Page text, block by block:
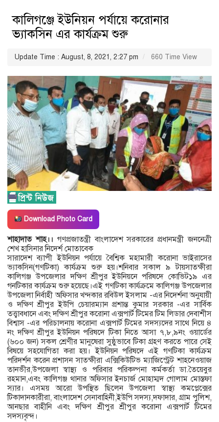
কালিগঞ্জে ইউনিয়ন পর্যায়ে করোনার
ভ্যাকসিন এর কার্যক্রম শুরু
Update Time : August, 8, 2021, 2:27 pm 660 Time View
Download Photo Card
শাহাদাত শাহ।। গণপ্রজাতন্ত্রী বাংলাদেশ সরকারের প্রধানমন্ত্রী জননেত্রী
শেখ হাসিনার নিদের্শ মোতাবেক
সারাদেশ ব্যাপী ইউনিয়ন পর্যায়ে বৈশ্বিক মহামারী করোনা ভাইরাসের
ভ্যাকসিন(গণটিকা) কার্যক্রম শুরু হয়।শনিবার সকাল ৯ টায়সাতক্ষীরা
কালিগঞ্জ উপজেলার দক্ষিণ শ্রীপুর ইউনিয়নে পরিষদে কোভিট১৯ এর
গনটিকার কার্যক্রম শুরু হয়েছে।এই গণটিকা কার্যক্রমে কালিগঞ্জ উপজেলার
উপজেলা নির্বাহী অফিসার খন্দকার রবিউল ইসলাম -এর নিদের্শনা অনুযায়ী
ও দক্ষিণ শ্রীপুর ইউপি চেয়ারম্যান প্রশান্ত কুমার সরকার -এর সার্বিক
তত্ত্বাবধানে এবং দক্ষিণ শ্রীপুর করোনা এক্সপার্ট টিমের টিম লিডার দেবাশীস
বিশ্বাস -এর পরিচালনায় করোনা এক্সপার্ট টিমের সদস্যদের সাথে নিয়ে ৪
নং দক্ষিণ শ্রীপুর ইউনিয়ন পরিষদে টিকা নিতে আসা ৭,৮,৯নং ওয়ার্ডের
(৬০০ জন) সকল শ্রেণীর মানুষেরা সুষ্ঠুভাবে টিকা গ্রহণ করতে পারে সেই
বিষয়ে সহযোগিতা করা হয়। ইউনিয়ন পরিষদে এই গণটিকা কার্যক্রম
পরিদর্শন করেন প্রশাসন সাতক্ষীরা এক্সিকিউটিভ ম্যাজিস্ট্রেট শাহনেওয়াজ
তানভীর,উপজেলা স্বাস্থ্য ও পরিবার পরিকল্পনা কর্মকর্তা ডা.তৈয়েবুর
রহমান,এবং কালিগঞ্জ থানার অফিসার ইনচার্জ মোহাম্মদ গোলাম মোস্তফা
স্যার। এসময় আরো উপস্থিত ছিলেন উপজেলা স্বাস্থ্য কমপ্লেক্সের
টিকাদানকারীরা, বাংলাদেশ সেনাবাহিনী,ইউপি সদস্য,দফাদার, গ্রাম পুলিশ,
আনছার বাহীনি এবং দক্ষিণ শ্রীপুর শ্রীপুর করোনা এক্সপার্ট টিমের
সদস্যবৃন্দ।